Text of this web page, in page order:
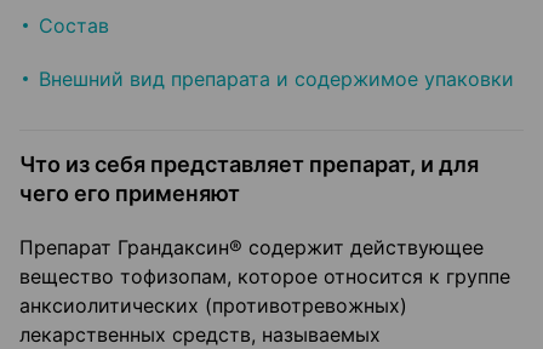
Состав
Внешний вид препарата и содержимое упаковки
Что из себя представляет препарат, и для
чего его применяют
Препарат Грандаксин® содержит действующее
вещество тофизопам, которое относится к группе
анксиолитических (противотревожных)
лекарственных средств, называемых